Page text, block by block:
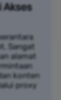
Akses
Sangat
alamat
konten
proxy